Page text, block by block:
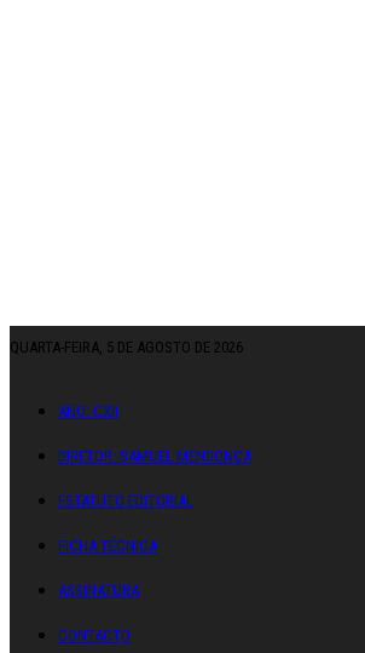
QUARTA-FEIRA, 5 DE AGOSTO DE 2026
ANO: CXII
DIRETOR: SAMUEL MENDONÇA
ESTATUTO EDITORIAL
FICHA TÉCNICA
ASSINATURA
CONTACTO